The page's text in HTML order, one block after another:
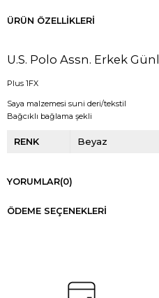
ÜRÜN ÖZELLIKLERI
U.S. Polo Assn. Erkek
Plus 1FX
Saya malzemesi suni deri/tekstil
Bağcıklı bağlama şekli
RENK Beyaz
YORUMLAR(0)
ÖDEME SEÇENEKLERI